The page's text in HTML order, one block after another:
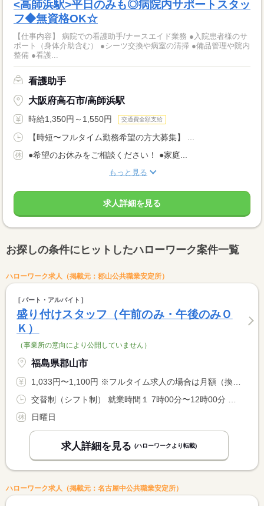
<高師浜駅>平日のみも◎病院内サポートスタッ
フ◆無資格OK☆
【仕事内容】 病院での看護助手/ナースエイド業務 ●入院患者様のサ
ポート（身体介助含む） ●シーツ交換や病室の清掃 ●備品管理や院内
整備 ●看護...
看護助手
大阪府高石市/高師浜駅
時給1,350円～1,550円 交通費全額支給
【時短〜フルタイム勤務希望の方大募集】 ...
●希望のお休みをご相談ください！ ●家庭...
もっと見る
求人詳細を見る
お探しの条件にヒットしたハローワーク案件一覧
ハローワーク求人（掲載元：郡山公共職業安定所）
パート・アルバイト
盛り付けスタッフ（午前のみ・午後のみＯ
Ｋ）
（事業所の意向により公開していません）
福島県郡山市
1,033円〜1,100円 ※フルタイム求人の場合は月額（換算額）、パート求人の場合は時間額を表示しています。
交替制（シフト制） 就業時間１ 7時00分〜12時00分 就業時間２ 13時00分〜16時00分 又は 7時00分〜13時00分の時間の間の4時間程度 就業時間に関する特記事項 就業時間について相談可
日曜日
求人詳細を見る (ハローワークより転載)
ハローワーク求人（掲載元：名古屋中公共職業安定所）